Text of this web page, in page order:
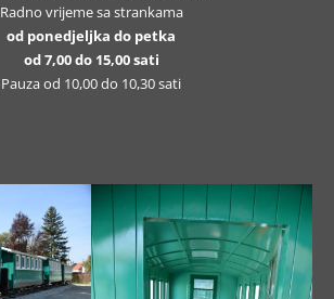
Radno vrijeme sa strankama
od ponedjeljka do petka
od 7,00 do 15,00 sati
Pauza od 10,00 do 10,30 sati